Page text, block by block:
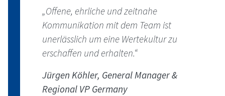
„Offene, ehrliche und zeitnahe
Kommunikation mit dem Team ist
unerlässlich um eine Wertekultur zu
erschaffen und erhalten.“
Jürgen Köhler, General Manager &
Regional VP Germany